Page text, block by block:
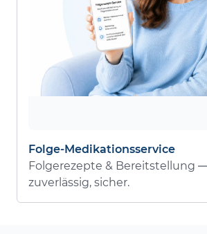
Folge-Medikationsservice
Folgerezepte & Bereitstellung
zuverlässig, sicher.